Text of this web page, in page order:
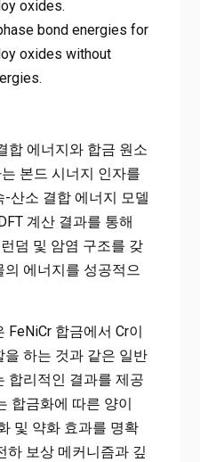
oxides.
bond energies for
oxides without
합 에너지와 합금 원소
본드 시너지 인자를
산소 결합 에너지 모델
계산 결과를 통해
덤 및 암염 구조를 갖
에너지를 성공적으
FeNiCr 합금에서 Cr이
하는 것과 같은 일반
합리적인 결과를 제공
합금화에 따른 양이
및 약화 효과를 명확
하 보상 메커니즘과 깊